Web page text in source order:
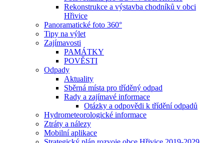
Rekonstrukce a výstavba chodníků v obci
Hřivice
Panoramatické foto 360°
Tipy na výlet
Zajímavosti
PAMÁTKY
POVĚSTI
Odpady
Aktuality
Sběrná místa pro tříděný odpad
Rady a zajímavé informace
Otázky a odpovědi k třídění odpadů
Hydrometeorologické informace
Ztráty a nálezy
Mobilní aplikace